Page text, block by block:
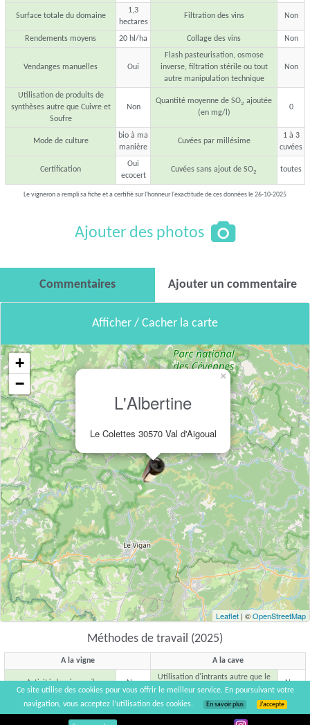
Surface totale du domaine
1,3
hectares
Filtration des vins Non
Rendements moyens 20 hl/ha Collage des vins Non
Vendanges manuelles Oui
Flash pasteurisation, osmose
inverse, filtration stérile ou tout
autre manipulation technique
Non
Utilisation de produits de
synthèses autre que Cuivre et
Soufre
Non
Quantité moyenne de SO2 ajoutée
(en mg/l)
0
Mode de culture
bio à ma
manière
Cuvées par millésime
1 à 3
cuvées
Certification
Oui
ecocert
Cuvées sans ajout de SO2 toutes
Le vigneron a rempli sa fiche et a certifié sur l'honneur l'exactitude de ces données le 26-10-2025
Ajouter des photos
Commentaires Ajouter un commentaire
Afficher / Cacher la carte
L'Albertine
Le Colettes 30570 Val d'Aigoual
×
+
−
Leaflet | ©OpenStreetMap
Méthodes de travail (2025)
A la vigne A la cave
Activité de négoce ? Non
Utilisation d'intrants autre que le
SO2
Non
1,3
Filtration des vins Non
Ce site utilise des cookies pour vous offrir le meilleur service. En poursuivant votre
navigation, vous acceptez l’utilisation des cookies.
En savoir plus J’accepte